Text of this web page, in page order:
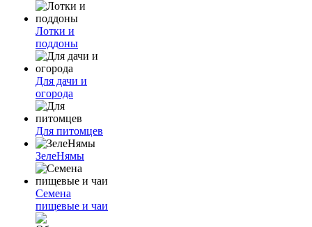
Лотки и
поддоны
Для дачи и
огорода
Для питомцев
ЗелеНямы
Семена
пищевые и чаи